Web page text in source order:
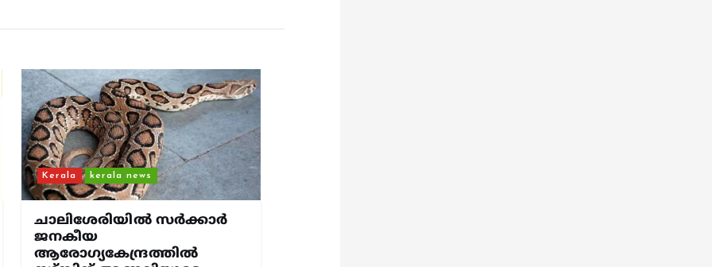
Kerala kerala news
ചാലിശേരിയില്‍ സര്‍ക്കാര്‍
ജനകീയ
ആരോഗ്യകേന്ദ്രത്തില്‍